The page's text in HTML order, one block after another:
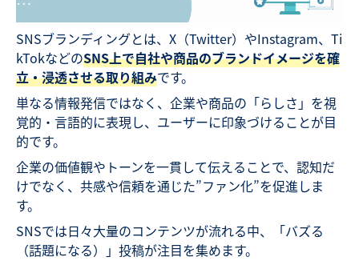
SNSブランディングとは、X（Twitter）やInstagram、Ti
kTokなどのSNS上で自社や商品のブランドイメージを確
立・浸透させる取り組みです。
単なる情報発信ではなく、企業や商品の「らしさ」を視
覚的・言語的に表現し、ユーザーに印象づけることが目
的です。
企業の価値観やトーンを一貫して伝えることで、認知だ
けでなく、共感や信頼を通じた”ファン化”を促進しま
す。
SNSでは日々大量のコンテンツが流れる中、「バズる
（話題になる）」投稿が注目を集めます。